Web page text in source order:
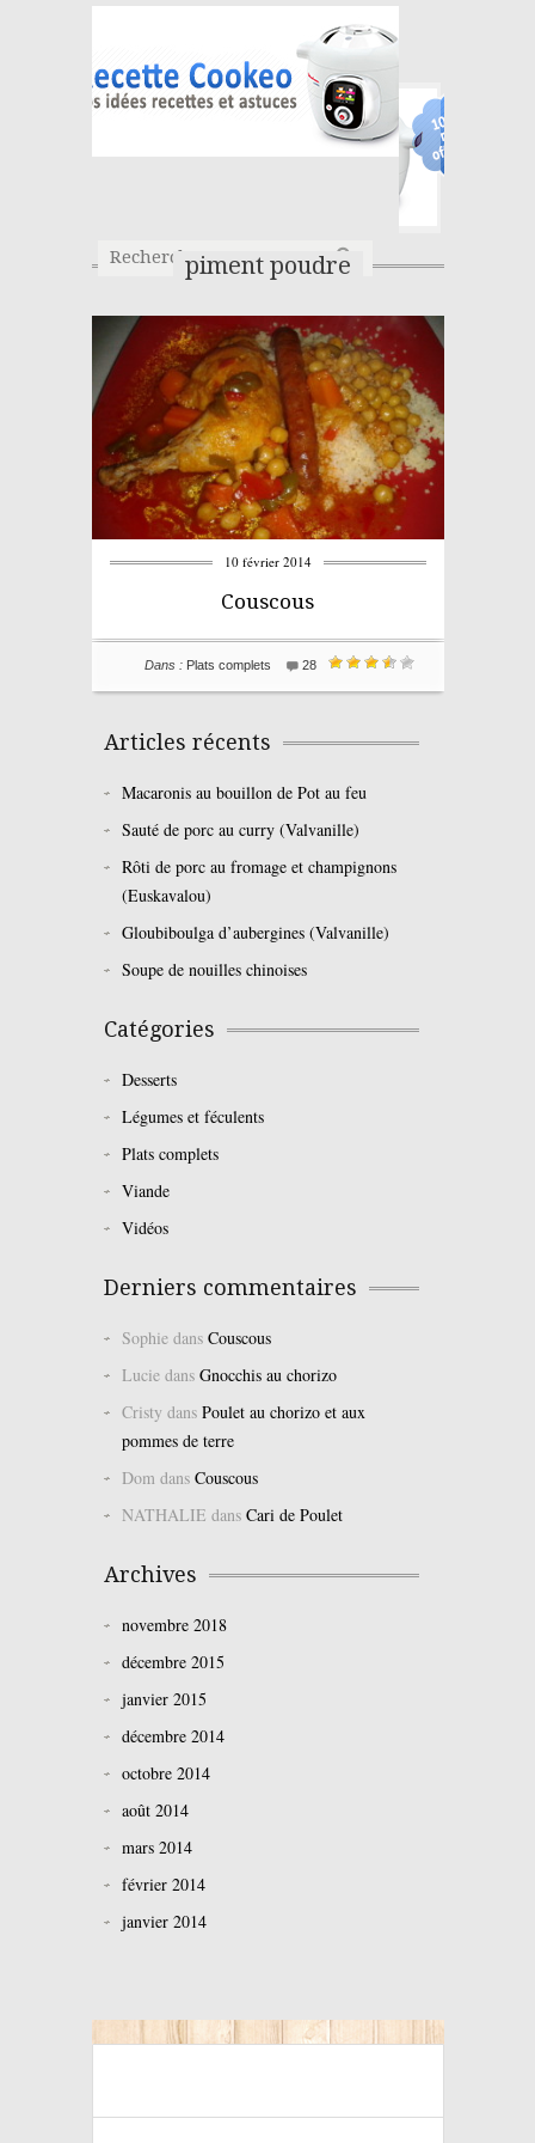
piment poudre
10 février 2014
Couscous
28
Dans : Plats complets
Articles récents
Macaronis au bouillon de Pot au feu
Sauté de porc au curry (Valvanille)
Rôti de porc au fromage et champignons
(Euskavalou)
Gloubiboulga d’aubergines (Valvanille)
Soupe de nouilles chinoises
Catégories
Desserts
Légumes et féculents
Plats complets
Viande
Vidéos
Derniers commentaires
Sophie dansCouscous
Lucie dansGnocchis au chorizo
Cristy dansPoulet au chorizo et aux
pommes de terre
Dom dansCouscous
NATHALIE dansCari de Poulet
Archives
novembre 2018
décembre 2015
janvier 2015
décembre 2014
octobre 2014
août 2014
mars 2014
février 2014
janvier 2014